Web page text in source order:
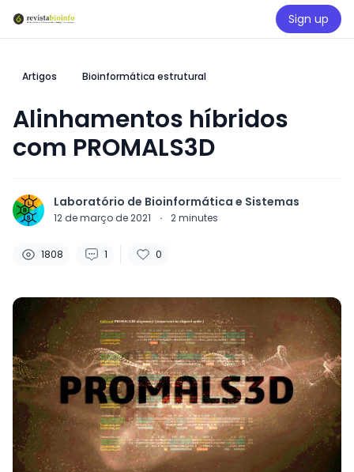
Sign up
Artigos Bioinformática estrutural
Alinhamentos híbridos
com PROMALS3D
Laboratório de Bioinformática e Sistemas
12 de março de 2021 · 2minutes
1808 1 0